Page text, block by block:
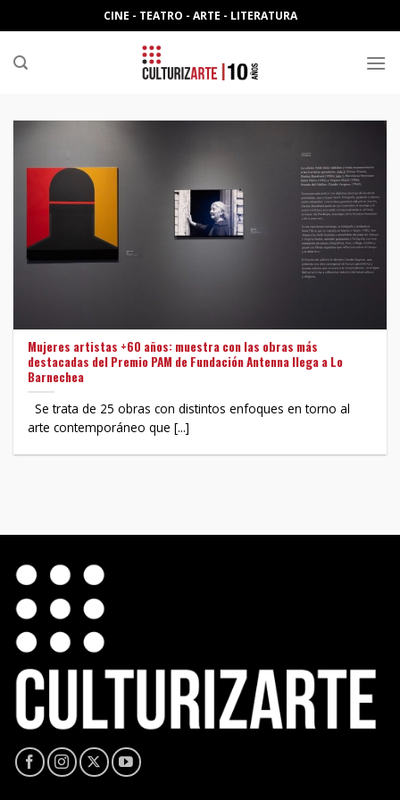
to
content
CINE - TEATRO - ARTE - LITERATURA
Mujeres artistas +60 años: muestra con las obras más
destacadas del Premio PAM de Fundación Antenna llega a Lo
Barnechea
Se trata de 25 obras con distintos enfoques en torno al
arte contemporáneo que [...]